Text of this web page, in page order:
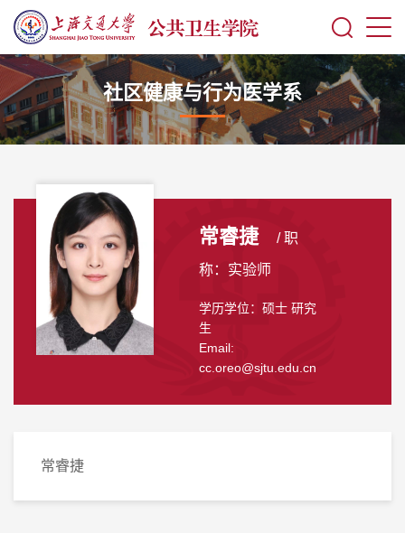
社区健康与行为医学系
常睿捷 / 职
称：实验师
学历学位：硕士 研究
生
Email:
cc.oreo@sjtu.edu.cn
常睿捷